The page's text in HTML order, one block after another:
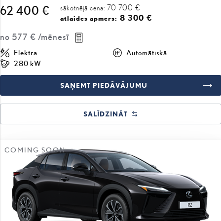
62 400 € sākotnējā cena: 70 700 €
atlaides apmērs: 8 300 €
no 577 € /mēnesī
Elektra
Automātiskā
280 kW
SAŅEMT PIEDĀVĀJUMU
SALĪDZINĀT
COMING SOON